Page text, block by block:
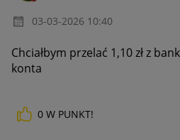
‎03-03-2026 10:40
Chciałbym przelać 1,10 zł z
konta
0 W PUNKT!